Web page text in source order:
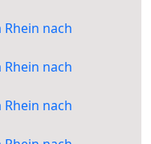
nach
nach
nach